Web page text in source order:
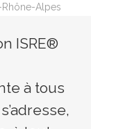
Alpes
ISRE®
à tous